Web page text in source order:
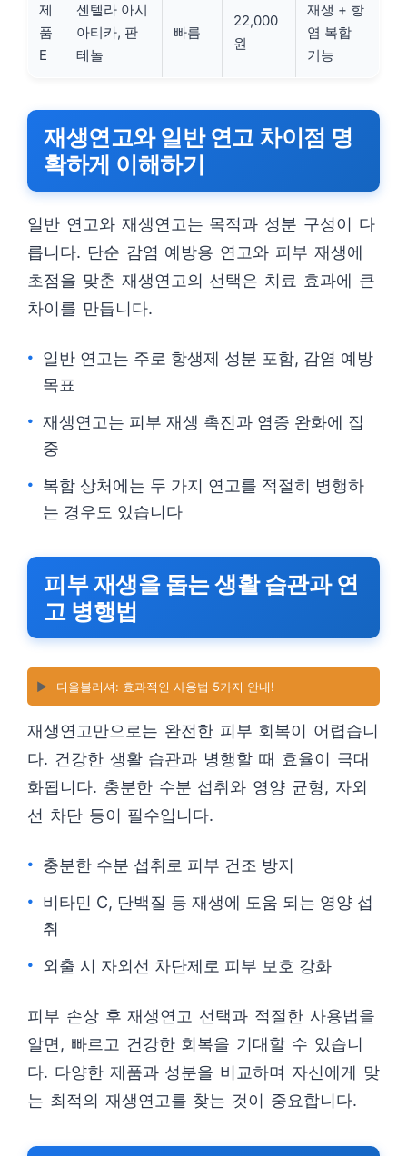
제
품
E
센텔라 아시
아티카, 판
테놀
빠름
22,000
원
재생 + 항
염 복합
기능
재생연고와 일반 연고 차이점 명
확하게 이해하기
일반 연고와 재생연고는 목적과 성분 구성이 다
릅니다. 단순 감염 예방용 연고와 피부 재생에
초점을 맞춘 재생연고의 선택은 치료 효과에 큰
차이를 만듭니다.
일반 연고는 주로 항생제 성분 포함, 감염 예방
목표
재생연고는 피부 재생 촉진과 염증 완화에 집
중
복합 상처에는 두 가지 연고를 적절히 병행하
는 경우도 있습니다
피부 재생을 돕는 생활 습관과 연
고 병행법
▶️ 디올블러셔: 효과적인 사용법 5가지 안내!
재생연고만으로는 완전한 피부 회복이 어렵습니
다. 건강한 생활 습관과 병행할 때 효율이 극대
화됩니다. 충분한 수분 섭취와 영양 균형, 자외
선 차단 등이 필수입니다.
충분한 수분 섭취로 피부 건조 방지
비타민 C, 단백질 등 재생에 도움 되는 영양 섭
취
외출 시 자외선 차단제로 피부 보호 강화
피부 손상 후 재생연고 선택과 적절한 사용법을
알면, 빠르고 건강한 회복을 기대할 수 있습니
다. 다양한 제품과 성분을 비교하며 자신에게 맞
는 최적의 재생연고를 찾는 것이 중요합니다.